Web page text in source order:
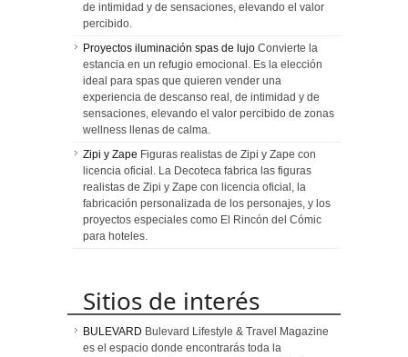
de intimidad y de sensaciones, elevando el valor
percibido.
Proyectos iluminación spas de lujo Convierte la
estancia en un refugio emocional. Es la elección
ideal para spas que quieren vender una
experiencia de descanso real, de intimidad y de
sensaciones, elevando el valor percibido de zonas
wellness llenas de calma.
Zipi y Zape Figuras realistas de Zipi y Zape con
licencia oficial. La Decoteca fabrica las figuras
realistas de Zipi y Zape con licencia oficial, la
fabricación personalizada de los personajes, y los
proyectos especiales como El Rincón del Cómic
para hoteles.
Sitios de interés
BULEVARD Bulevard Lifestyle & Travel Magazine
es el espacio donde encontrarás toda la